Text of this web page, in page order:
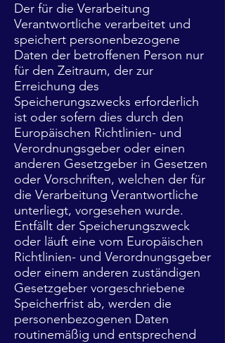
Der für die Verarbeitung
Verantwortliche verarbeitet und
speichert personenbezogene
Daten der betroffenen Person nur
für den Zeitraum, der zur
Erreichung des
Speicherungszwecks erforderlich
ist oder sofern dies durch den
Europäischen Richtlinien- und
Verordnungsgeber oder einen
anderen Gesetzgeber in Gesetzen
oder Vorschriften, welchen der für
die Verarbeitung Verantwortliche
unterliegt, vorgesehen wurde.
Entfällt der Speicherungszweck
oder läuft eine vom Europäischen
Richtlinien- und Verordnungsgeber
oder einem anderen zuständigen
Gesetzgeber vorgeschriebene
Speicherfrist ab, werden die
personenbezogenen Daten
routinemäßig und entsprechend